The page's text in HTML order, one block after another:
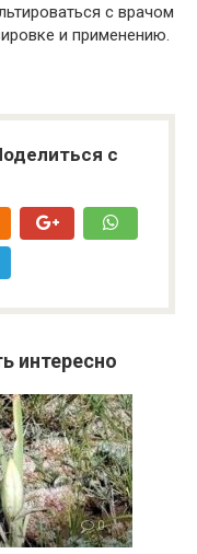
с врачом
и применению.
с
интересно
0